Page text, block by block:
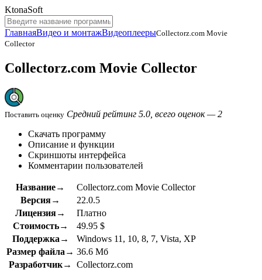
KtonaSoft
ГлавнаяВидео и монтажВидеоплеерыCollectorz.com Movie
Collector
Collectorz.com Movie Collector
Поставить оценку Средний рейтинг 5.0, всего оценок — 2
Скачать программу
Описание и функции
Скриншоты интерфейса
Комментарии пользователей
Название→
Collectorz.com Movie Collector
Версия→
22.0.5
Лицензия→
Платно
Стоимость→
49.95 $
Поддержка→
Windows 11, 10, 8, 7, Vista, XP
Размер файла→ 36.6 Мб
Разработчик→
Collectorz.com